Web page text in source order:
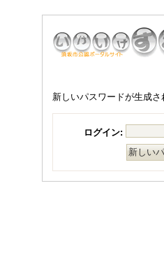
新しいパスワードが生成
ログイン: